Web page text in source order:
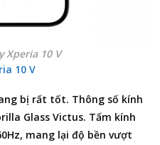
Xperia 10 V
10 V
bị rất tốt. Thông số kính
Glass Victus. Tấm kính
mang lại độ bền vượt